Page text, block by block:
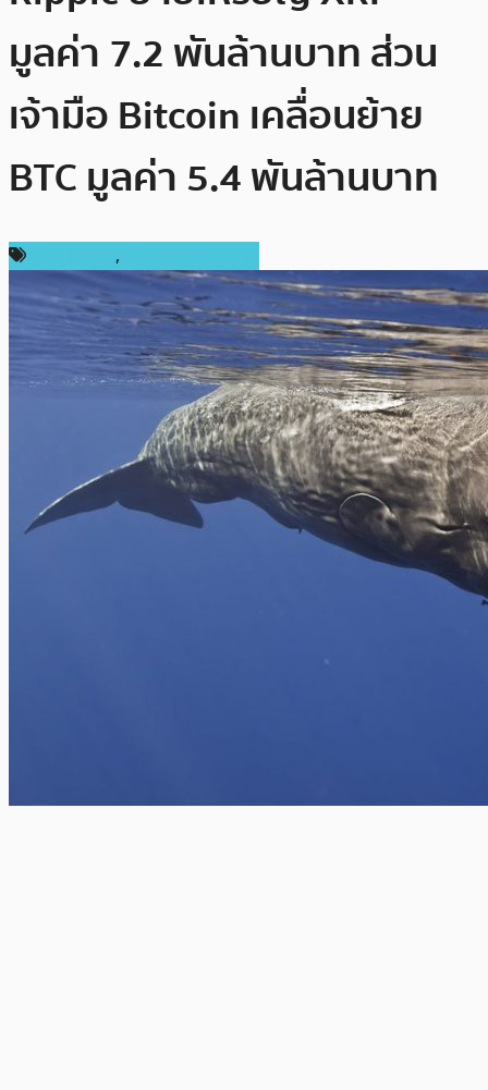
มูลค่า 7.2 พันล้านบาท ส่วน
เจ้ามือ Bitcoin เคลื่อนย้าย
BTC มูลค่า 5.4 พันล้านบาท
,